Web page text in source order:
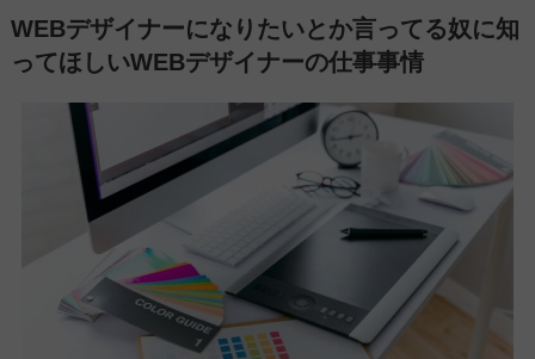
WEBデザイナーになりたいとか言ってる奴に知
ってほしいWEBデザイナーの仕事事情